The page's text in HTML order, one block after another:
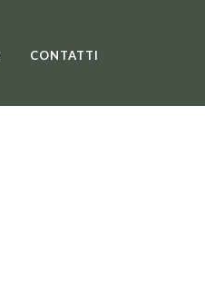
CONTATTI